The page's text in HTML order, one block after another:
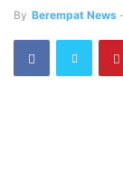
By Berempat News -